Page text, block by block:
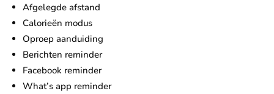
Afgelegde afstand
Calorieën modus
Oproep aanduiding
Berichten reminder
Facebook reminder
What’s app reminder